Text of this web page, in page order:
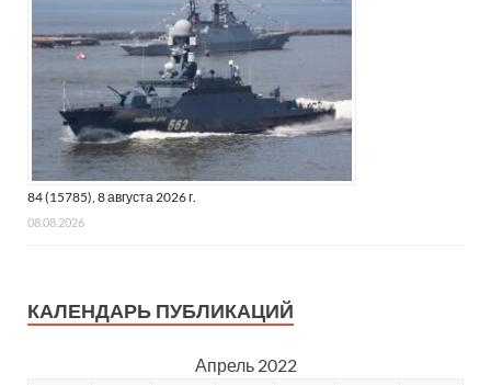
84 (15785), 8 августа 2026 г.
08.08.2026
КАЛЕНДАРЬ ПУБЛИКАЦИЙ
Апрель 2022